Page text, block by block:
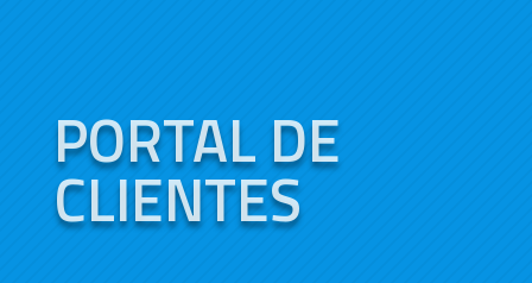
PORTAL DE
CLIENTES